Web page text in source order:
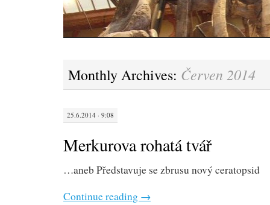
Monthly Archives: Červen 2014
25.6.2014 · 9:08
Merkurova rohatá tvář
…aneb Představuje se zbrusu nový ceratopsid
Continue reading →